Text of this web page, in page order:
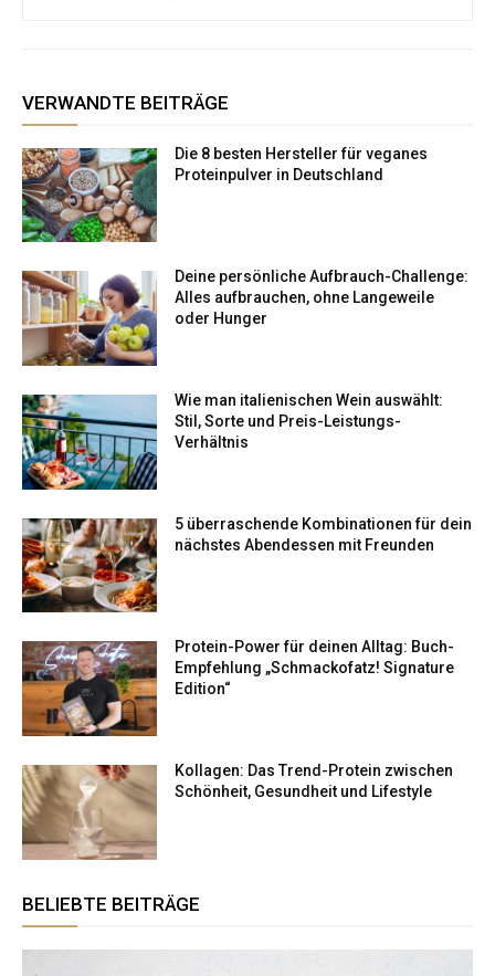
VERWANDTE BEITRÄGE
Die 8 besten Hersteller für veganes
Proteinpulver in Deutschland
Deine persönliche Aufbrauch-Challenge:
Alles aufbrauchen, ohne Langeweile
oder Hunger
Wie man italienischen Wein auswählt:
Stil, Sorte und Preis-Leistungs-
Verhältnis
5 überraschende Kombinationen für dein
nächstes Abendessen mit Freunden
Protein-Power für deinen Alltag: Buch-
Empfehlung „Schmackofatz! Signature
Edition“
Kollagen: Das Trend-Protein zwischen
Schönheit, Gesundheit und Lifestyle
BELIEBTE BEITRÄGE